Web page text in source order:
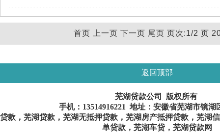
首页 上一页 下一页 尾页 页次:1/2 页
返回顶部
芜湖贷款公司 版权所有
手机： 13514916221 地址：安徽省芜湖市镜湖
贷款，芜湖贷款，芜湖无抵押贷款，芜湖房产抵押贷款，芜湖
单贷款，芜湖车贷，芜湖贷款网